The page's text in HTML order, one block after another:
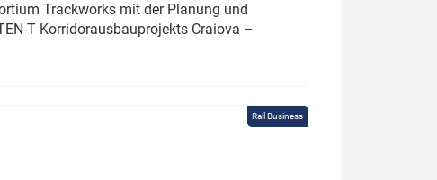
Trackworks mit der Planung und
T Korridorausbauprojekts Craiova –
Rail Business